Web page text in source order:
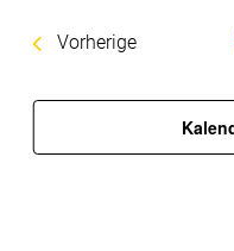
Vorherige